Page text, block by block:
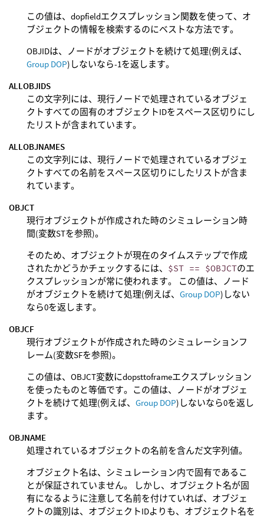
この値は、dopfieldエクスプレッション関数を使って、オ
ブジェクトの情報を検索するのにベストな方法です。
OBJIDは、ノードがオブジェクトを続けて処理(例えば、
Group DOP)しないなら-1を返します。
ALLOBJIDS
この文字列には、現行ノードで処理されているオブジェ
クトすべての固有のオブジェクトIDをスペース区切りにし
たリストが含まれています。
ALLOBJNAMES
この文字列には、現行ノードで処理されているオブジェ
クトすべての名前をスペース区切りにしたリストが含ま
れています。
OBJCT
現行オブジェクトが作成された時のシミュレーション時
間(変数STを参照)。
そのため、オブジェクトが現在のタイムステップで作成
されたかどうかチェックするには、 $ST == $OBJCTのエ
クスプレッションが常に使われます。 この値は、ノード
がオブジェクトを続けて処理(例えば、 Group DOP)しない
なら0を返します。
OBJCF
現行オブジェクトが作成された時のシミュレーションフ
レーム(変数SFを参照)。
この値は、OBJCT変数にdopsttoframeエクスプレッション
を使ったものと等価です。この値は、ノードがオブジェ
クトを続けて処理(例えば、 Group DOP)しないなら0を返し
ます。
OBJNAME
処理されているオブジェクトの名前を含んだ文字列値。
オブジェクト名は、シミュレーション内で固有であるこ
とが保証されていません。 しかし、オブジェクト名が固
有になるように注意して名前を付けていれば、オブジェ
クトの識別は、オブジェクトIDよりも、オブジェクト名を